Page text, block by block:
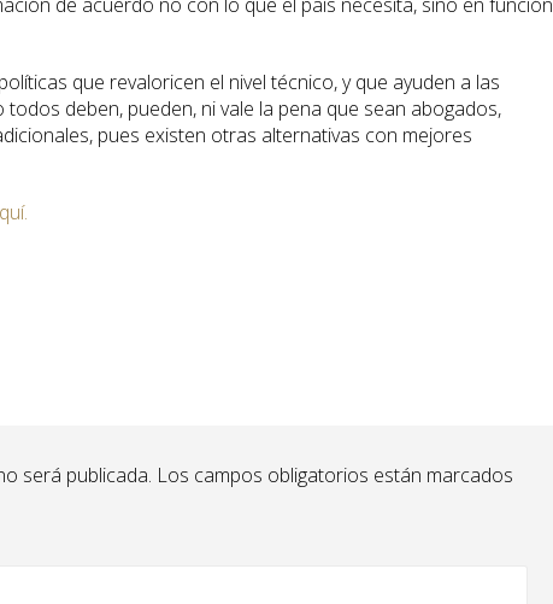
que revaloricen el nivel técnico, y que ayuden a las
deben, pueden, ni vale la pena que sean abogados,
pues existen otras alternativas con mejores
será publicada. Los campos obligatorios están marcados